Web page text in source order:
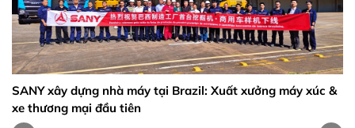
SANY xây dựng nhà máy tại Brazil: Xuất xưởng máy xúc &
xe thương mại đầu tiên